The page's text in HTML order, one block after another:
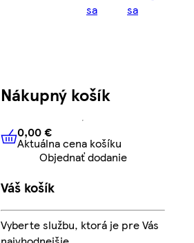
sa
sa
Nákupný košík
0,00 € Aktuálna cena košíku
0,00 €
Aktuálna cena košíku
Objednať dodanie
Váš košík
Vyberte službu, ktorá je pre Vás